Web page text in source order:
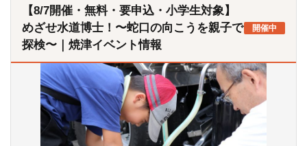
【8/7開催・無料・要申込・小学生対象】
めざせ水道博士！〜蛇口の向こうを親子で
探検〜｜焼津イベント情報
開催中